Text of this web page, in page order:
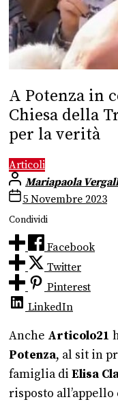
A Potenza in
Chiesa della
per la verità
Articoli
Mariapaola
5 Novembre 2023
Condividi
Facebook
Twitter
Pinterest
LinkedIn
Anche Articolo21
Potenza, al sit in
famiglia di Elisa
risposto